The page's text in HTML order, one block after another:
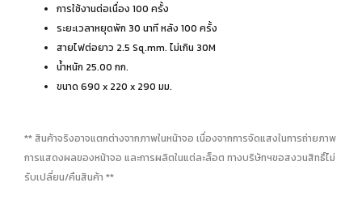
การใช้งานต่อเนื่อง 100 ครั้ง
ระยะเวลาหยุดพัก 30 นาที หลัง 100 ครั้ง
สายไฟต่อยาว 2.5 Sq.mm. ไม่เกิน 30M
น้ำหนัก 25.00 กก.
ขนาด 690 x 220 x 290 มม.
** สินค้าจริงอาจแตกต่างจากภาพในหน้าจอ เนื่องจากการจัดแสงในการถ่ายภาพ
การแสดงผลของหน้าจอ และการผลิตในแต่ละล็อต ทางบริษัทฯขอสงวนสิทธิ์ไม่
รับเปลี่ยน/คืนสินค้า **